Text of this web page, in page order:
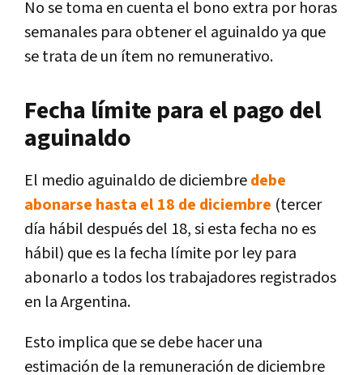
No se toma en cuenta el bono extra por horas
semanales para obtener el aguinaldo ya que
se trata de un ítem no remunerativo.
Fecha límite para el pago del
aguinaldo
El medio aguinaldo de diciembredebe
abonarse hasta el 18 de diciembre (tercer
día hábil después del 18, si esta fecha no es
hábil) que es la fecha límite por ley para
abonarlo a todos los trabajadores registrados
en la Argentina.
Esto implica que se debe hacer una
estimación de la remuneración de diciembre